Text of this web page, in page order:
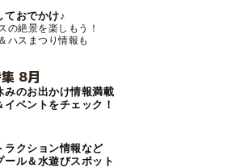
ておでかけ♪
の絶景を楽しもう！
ハスまつり情報も
8月
みのお出かけ情報満載
ベントをチェック！
ラクション情報など
ール＆水遊びスポット